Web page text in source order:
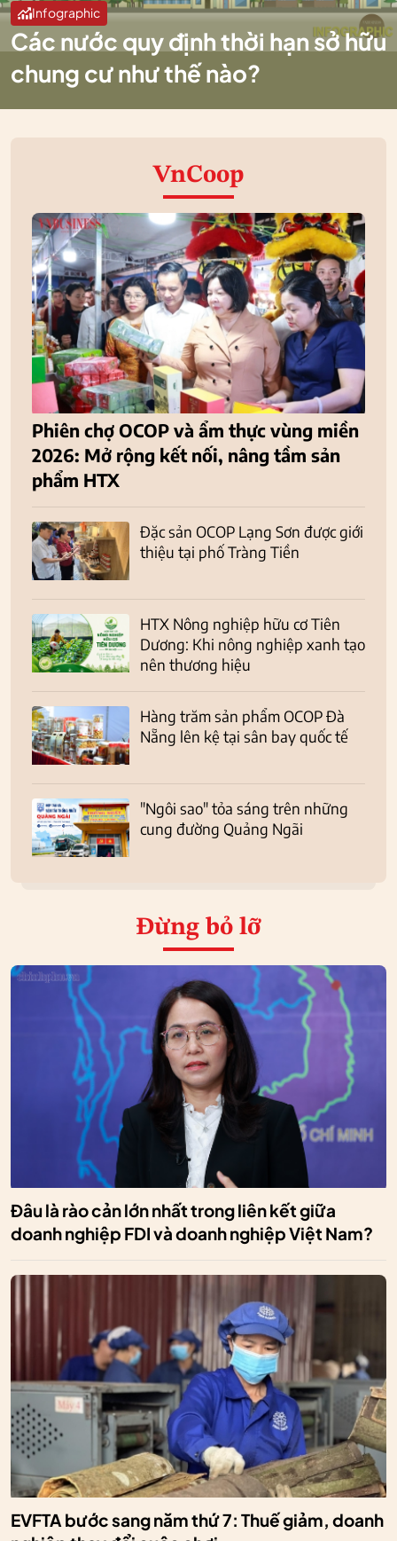
Infographic
Các nước quy định thời hạn sở hữu
chung cư như thế nào?
VnCoop
Phiên chợ OCOP và ẩm thực vùng miền
2026: Mở rộng kết nối, nâng tầm sản
phẩm HTX
Đặc sản OCOP Lạng Sơn được giới
thiệu tại phố Tràng Tiền
HTX Nông nghiệp hữu cơ Tiên
Dương: Khi nông nghiệp xanh tạo
nên thương hiệu
Hàng trăm sản phẩm OCOP Đà
Nẵng lên kệ tại sân bay quốc tế
"Ngôi sao" tỏa sáng trên những
cung đường Quảng Ngãi
Đừng bỏ lỡ
Đâu là rào cản lớn nhất trong liên kết giữa
doanh nghiệp FDI và doanh nghiệp Việt Nam?
EVFTA bước sang năm thứ 7: Thuế giảm, doanh